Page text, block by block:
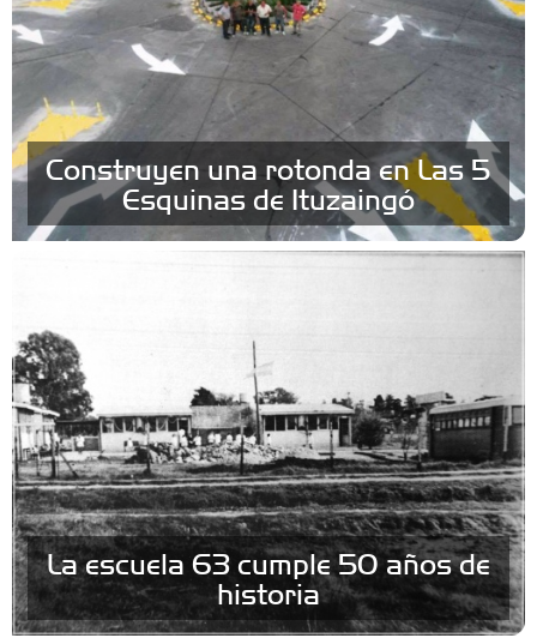
Construyen una rotonda en Las 5
Esquinas de Ituzaingó
La escuela 63 cumple 50 años de
historia